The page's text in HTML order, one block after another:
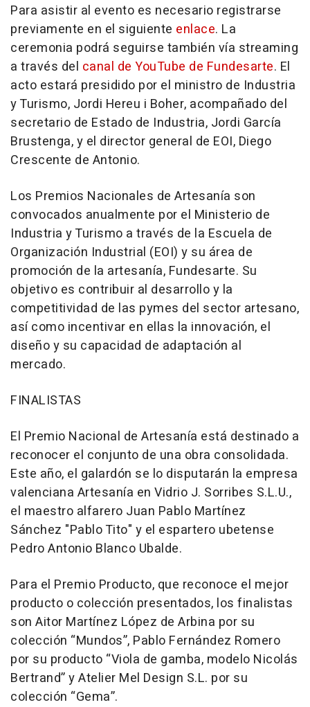
Para asistir al evento es necesario registrarse
previamente en el siguiente enlace. La
ceremonia podrá seguirse también vía streaming
a través del canal de YouTube de Fundesarte. El
acto estará presidido por el ministro de Industria
y Turismo, Jordi Hereu i Boher, acompañado del
secretario de Estado de Industria, Jordi García
Brustenga, y el director general de EOI, Diego
Crescente de Antonio.
Los Premios Nacionales de Artesanía son
convocados anualmente por el Ministerio de
Industria y Turismo a través de la Escuela de
Organización Industrial (EOI) y su área de
promoción de la artesanía, Fundesarte. Su
objetivo es contribuir al desarrollo y la
competitividad de las pymes del sector artesano,
así como incentivar en ellas la innovación, el
diseño y su capacidad de adaptación al
mercado.
FINALISTAS
El Premio Nacional de Artesanía está destinado a
reconocer el conjunto de una obra consolidada.
Este año, el galardón se lo disputarán la empresa
valenciana Artesanía en Vidrio J. Sorribes S.L.U.,
el maestro alfarero Juan Pablo Martínez
Sánchez "Pablo Tito" y el espartero ubetense
Pedro Antonio Blanco Ubalde.
Para el Premio Producto, que reconoce el mejor
producto o colección presentados, los finalistas
son Aitor Martínez López de Arbina por su
colección “Mundos”, Pablo Fernández Romero
por su producto “Viola de gamba, modelo Nicolás
Bertrand” y Atelier Mel Design S.L. por su
colección “Gema”.